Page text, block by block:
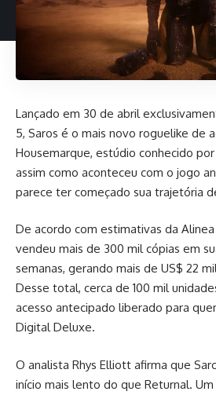
Lançado em 30 de abril
5, Saros é o mais novo roguelike de
Housemarque, estúdio conhecido
assim como aconteceu com o jogo
parece ter começado sua trajetória
De acordo com estimativas da
vendeu mais de 300 mil cópias em
semanas, gerando mais de US$ 22
Desse total, cerca de 100 mil
acesso antecipado liberado para
Digital Deluxe.
O analista Rhys Elliott afirma que
início mais lento do que Returnal.